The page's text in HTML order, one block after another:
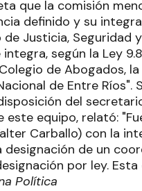
que la comisión
definido y su
Justicia, Seguridad
según la Ley
de Abogados,
de Entre Ríos".
del
equipo, relató:
Carballo) con la
de un
por ley.
Política